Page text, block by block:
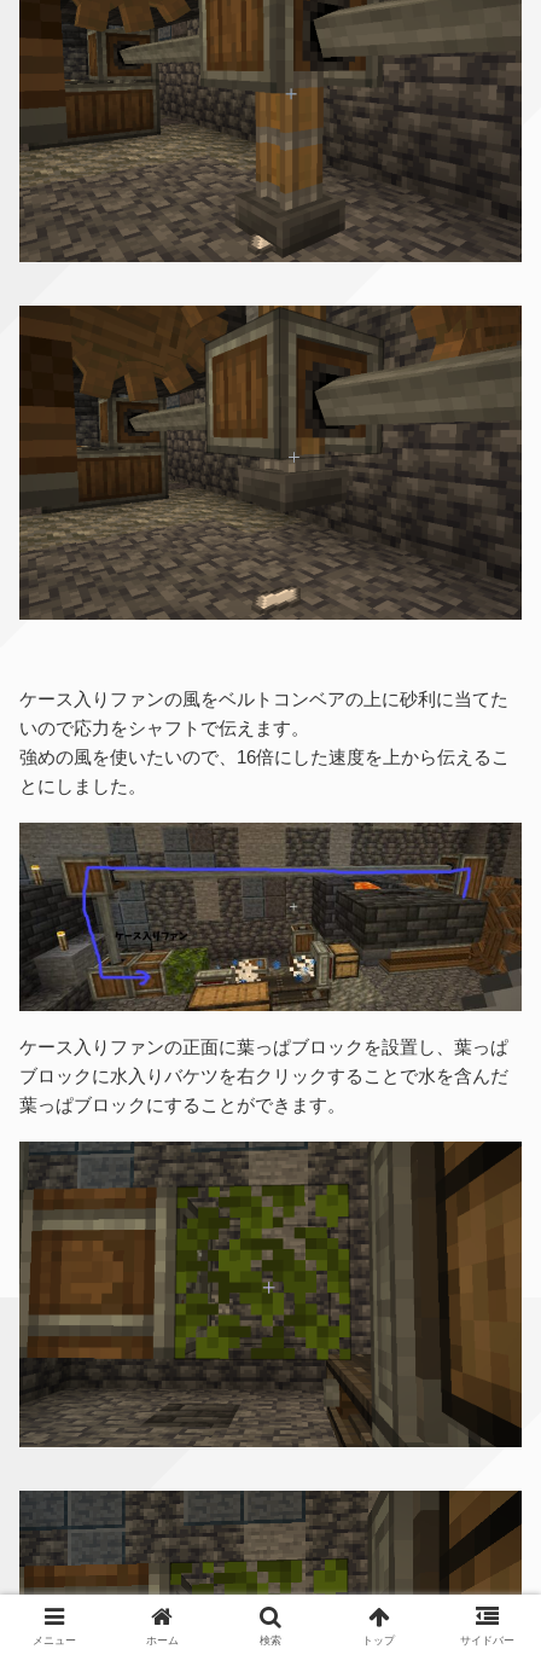
ケース入りファンの風をベルトコンベアの上に砂利に当てた
いので応力をシャフトで伝えます。
強めの風を使いたいので、16倍にした速度を上から伝えるこ
とにしました。
ケース入りファンの正面に葉っぱブロックを設置し、葉っぱ
ブロックに水入りバケツを右クリックすることで水を含んだ
葉っぱブロックにすることができます。
メニュー ホーム 検索 トップ サイドバー